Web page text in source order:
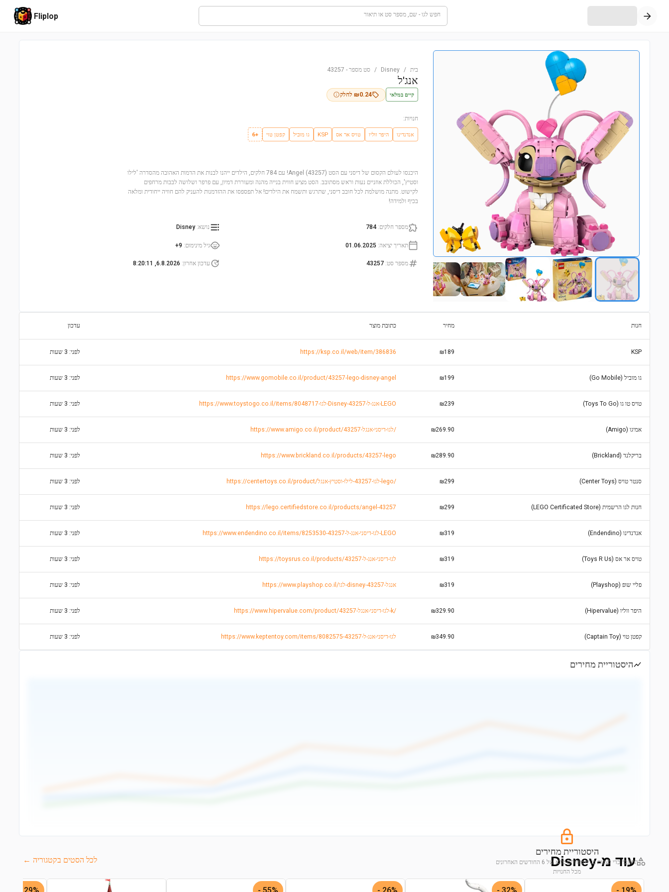
חפש לגו - שם, מספר סט או תיאור Fliplop
בית /
Disney
/ סט מספר -
43257
אנג'ל
קיים במלאי ₪0.24 לחלק
חנויות:
אנדנדינו היפר ווליו טויס אר אס KSP גו מוביל קפטן טוי +6
היכנסו לעולם הקסום של דיסני עם הסט Angel (43257)! עם 784 חלקים, הילדים ייהנו לבנות את הדמות האהובה מהסדרה 'לילו
וסטיץ', הכוללת אוזניים נעות וראש מסתובב. הסט מציע חווית בנייה מהנה ומעוררת דמיון, עם פרפר ושלושה לבבות מרחפים
לקישוט. מתנה מושלמת לכל חובב דיסני, שתרגש ותשמח את הילדים! אל תפספסו את ההזדמנות להעניק להם חוויה ייחודית ומלאה
בכיף ולמידה!
מספר חלקים:
784 נושא:
Disney
תאריך יציאה:
01.06.2025 גיל מינימום:
9+
מספר סט:
43257 עדכון אחרון:
6.8.2026, 8:20:11
חנות מחיר כתובת מוצר עדכון
KSP
₪189
https://ksp.co.il/web/item/386836 לפני: 3 שעות
גו מוביל (Go Mobile) ₪199
https://www.gomobile.co.il/product/43257-lego-disney-angel לפני: 3 שעות
טויס טו גו (Toys To Go) ₪239 https://www.toystogo.co.il/items/8048717-לגו-Disney-אנג-ל-43257-LEGO לפני: 3 שעות
אמיגו (Amigo) ₪269.90 https://www.amigo.co.il/product/לגו-דיסני-אנגל-43257/ לפני: 3 שעות
בריקלנד (Brickland) ₪289.90
https://www.brickland.co.il/products/43257-lego לפני: 3 שעות
סנטר טויס (Center Toys) ₪299 https://centertoys.co.il/product/לגו-43257-לילו-וסטיץ-אנגל-lego/ לפני: 3 שעות
חנות לגו הרשמית (LEGO Certificated Store) ₪299
https://lego.certifiedstore.co.il/products/angel-43257 לפני: 3 שעות
אנדנדינו (Endendino) ₪319 https://www.endendino.co.il/items/8253530-לגו-דיסני-אנג-ל-43257-LEGO לפני: 3 שעות
טויס אר אס (Toys R Us) ₪319 https://toysrus.co.il/products/לגו-דיסני-אנג-ל-43257 לפני: 3 שעות
פליי שופ (Playshop) ₪319 https://www.playshop.co.il/לגו-disney-אנגל-43257 לפני: 3 שעות
היפר ווליו (Hipervalue) ₪329.90 https://www.hipervalue.com/product/לגו-דיסני-אנגל-43257-k/ לפני: 3 שעות
קפטן טוי (Captain Toy) ₪349.90 https://www.keptentoy.com/items/8082575-לגו-דיסני-אנג-ל-43257 לפני: 3 שעות
היסטוריית מחירים
היסטוריית מחירים
התחבר כדי לצפות בגרף מחירים מלא של 6 החודשים האחרונים
מכל החנויות
עוד מ-Disney לכל הסטים בקטגוריה ←